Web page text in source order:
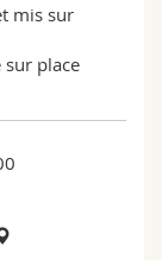
mis sur
place